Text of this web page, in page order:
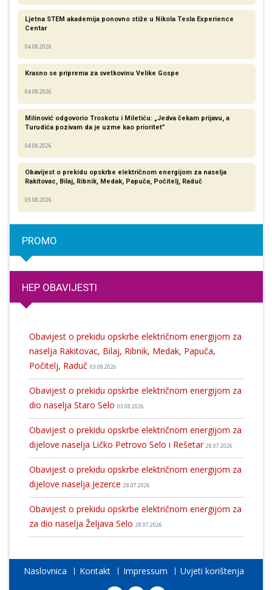
Ljetna STEM akademija ponovno stiže u Nikola Tesla Experience
Centar
04.08.2026
Krasno se priprema za svetkovinu Velike Gospe
04.08.2026
Milinović odgovorio Troskotu i Miletiću: „Jedva čekam prijavu, a
Turudića pozivam da je uzme kao prioritet”
04.08.2026
Obavijest o prekidu opskrbe električnom energijom za naselja
Rakitovac, Bilaj, Ribnik, Medak, Papuča, Počitelj, Raduč
03.08.2026
PROMO
HEP OBAVIJESTI
Obavijest o prekidu opskrbe električnom energijom za
naselja Rakitovac, Bilaj, Ribnik, Medak, Papuča,
Počitelj, Raduč 03.08.2026
Obavijest o prekidu opskrbe električnom energijom za
dio naselja Staro Selo 03.08.2026
Obavijest o prekidu opskrbe električnom energijom za
dijelove naselja Ličko Petrovo Selo i Rešetar 28.07.2026
Obavijest o prekidu opskrbe električnom energijom za
dijelove naselja Jezerce 28.07.2026
Obavijest o prekidu opskrbe električnom energijom za
za dio naselja Željava Selo 28.07.2026
Naslovnica Kontakt Impressum Uvjeti korištenja